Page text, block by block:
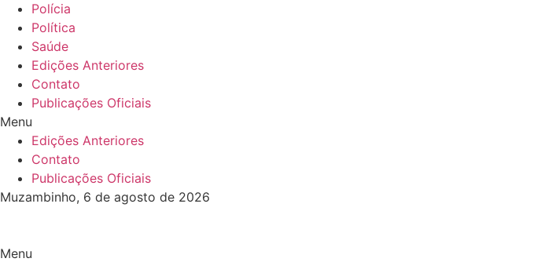
Polícia
Política
Saúde
Edições Anteriores
Contato
Publicações Oficiais
Menu
Edições Anteriores
Contato
Publicações Oficiais
Muzambinho, 6 de agosto de 2026
Menu